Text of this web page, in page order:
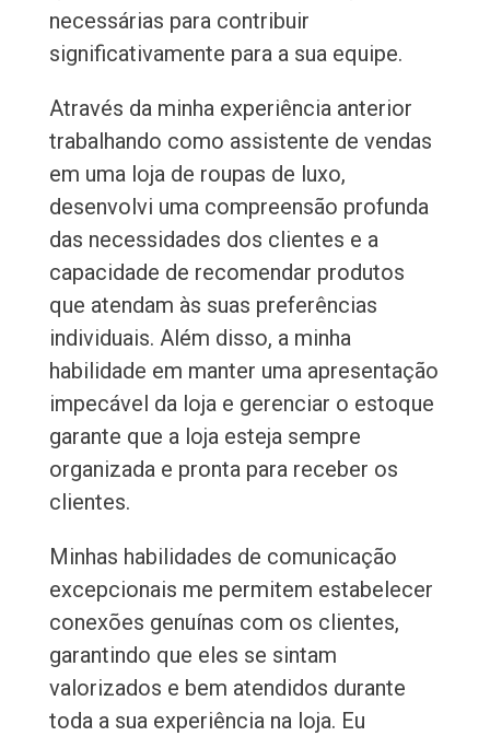
necessárias para contribuir
significativamente para a sua equipe.
Através da minha experiência anterior
trabalhando como assistente de vendas
em uma loja de roupas de luxo,
desenvolvi uma compreensão profunda
das necessidades dos clientes e a
capacidade de recomendar produtos
que atendam às suas preferências
individuais. Além disso, a minha
habilidade em manter uma apresentação
impecável da loja e gerenciar o estoque
garante que a loja esteja sempre
organizada e pronta para receber os
clientes.
Minhas habilidades de comunicação
excepcionais me permitem estabelecer
conexões genuínas com os clientes,
garantindo que eles se sintam
valorizados e bem atendidos durante
toda a sua experiência na loja. Eu